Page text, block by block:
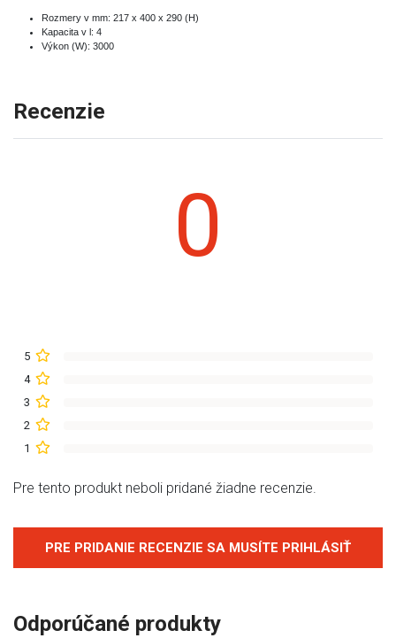
Rozmery v mm: 217 x 400 x 290 (H)
Kapacita v l: 4
Výkon (W): 3000
Recenzie
0
5
4
3
2
1
Pre tento produkt neboli pridané žiadne recenzie.
PRE PRIDANIE RECENZIE SA MUSÍTE PRIHLÁSIŤ
Odporúčané produkty